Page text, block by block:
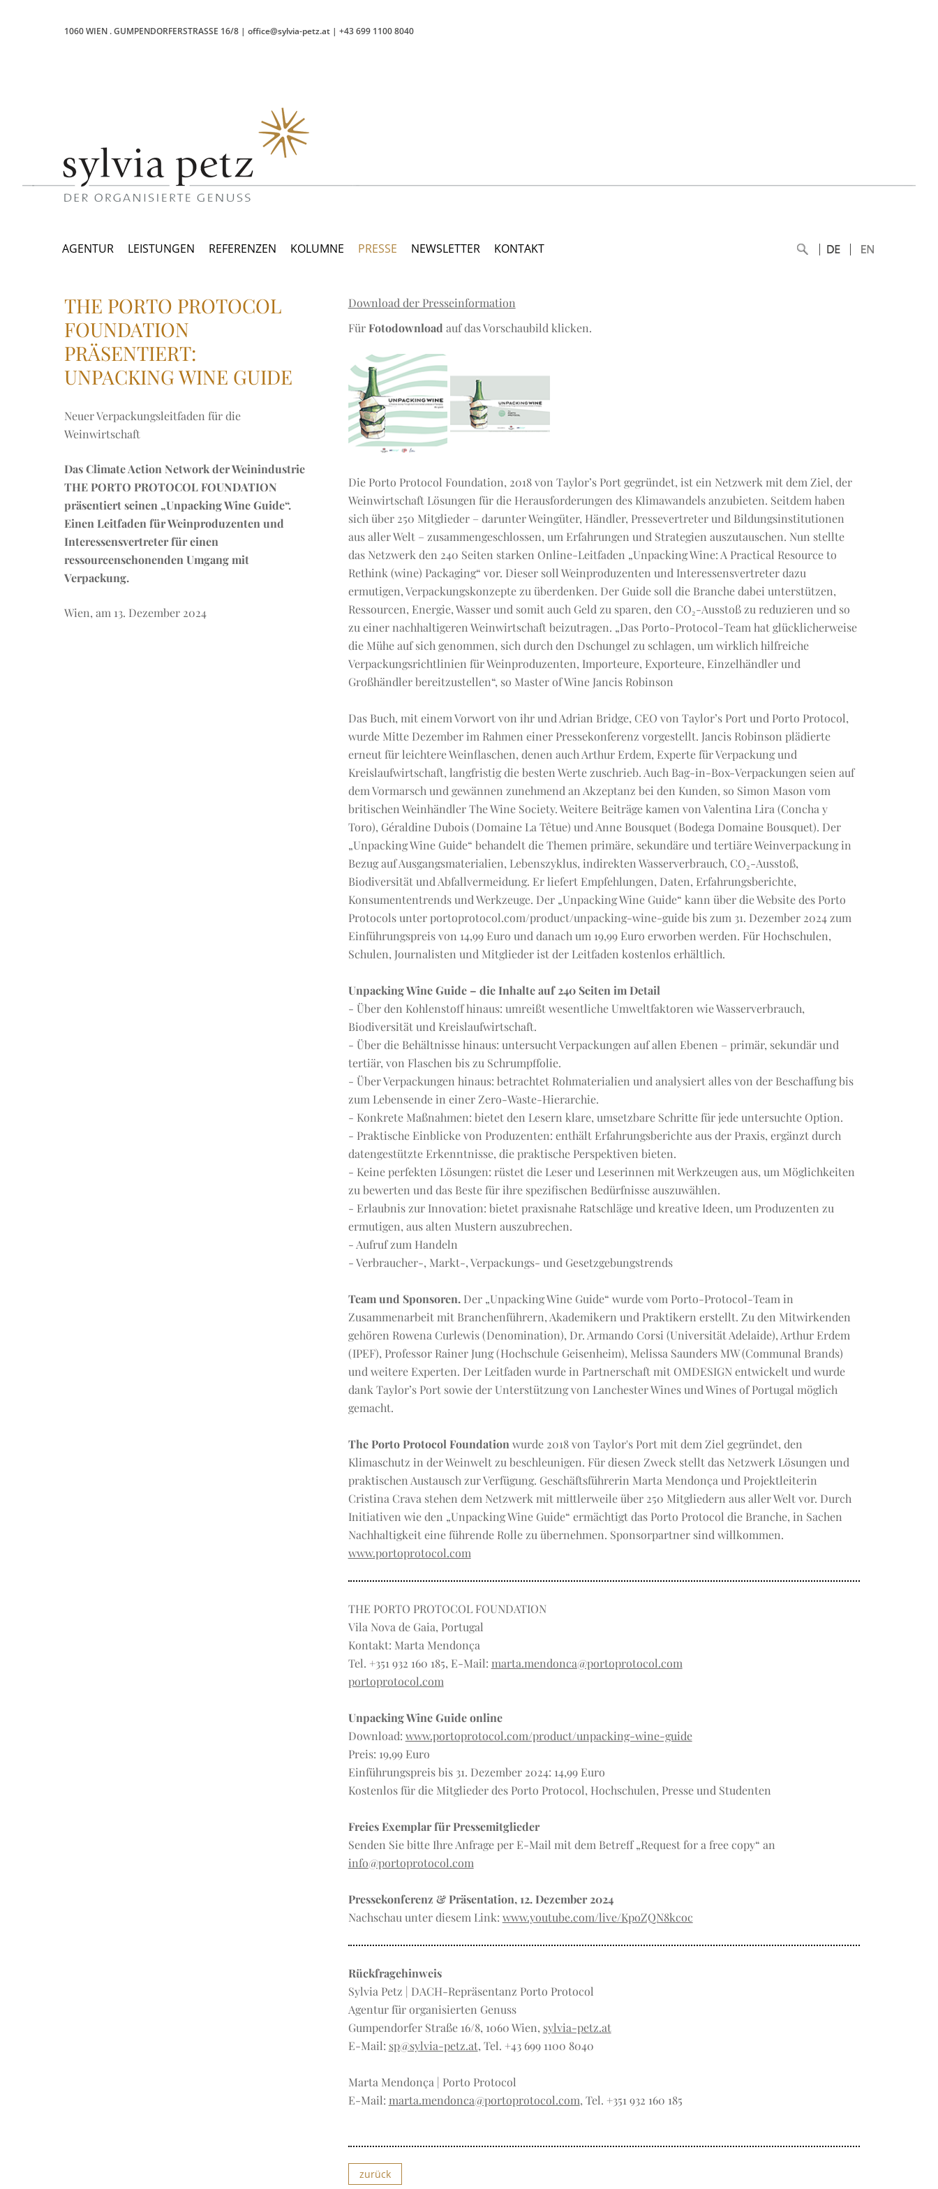
1060 WIEN .GUMPENDORFERSTRASSE 16/8 | office@sylvia-petz.at | +43 699 1100 8040
AGENTUR LEISTUNGEN REFERENZEN KOLUMNE PRESSE NEWSLETTER KONTAKT
THE PORTO PROTOCOL
FOUNDATION
PRÄSENTIERT:
UNPACKING WINE GUIDE
Neuer Verpackungsleitfaden für die
Weinwirtschaft
Das Climate Action Network der Weinindustrie
THE PORTO PROTOCOL FOUNDATION
präsentiert seinen „Unpacking Wine Guide“.
Einen Leitfaden für Weinproduzenten und
Interessensvertreter für einen
ressourcenschonenden Umgang mit
Verpackung.
Wien, am 13. Dezember 2024
Download der Presseinformation
Für Fotodownload auf das Vorschaubild klicken.
Die Porto Protocol Foundation, 2018 von Taylor’s Port gegründet, ist ein Netzwerk mit dem Ziel, der
Weinwirtschaft Lösungen für die Herausforderungen des Klimawandels anzubieten. Seitdem haben
sich über 250 Mitglieder – darunter Weingüter, Händler, Pressevertreter und Bildungsinstitutionen
aus aller Welt – zusammengeschlossen, um Erfahrungen und Strategien auszutauschen. Nun stellte
das Netzwerk den 240 Seiten starken Online-Leitfaden „Unpacking Wine: A Practical Resource to
Rethink (wine) Packaging“ vor. Dieser soll Weinproduzenten und Interessensvertreter dazu
ermutigen, Verpackungskonzepte zu überdenken. Der Guide soll die Branche dabei unterstützen,
Ressourcen, Energie, Wasser und somit auch Geld zu sparen, den CO₂-Ausstoß zu reduzieren und so
zu einer nachhaltigeren Weinwirtschaft beizutragen. „Das Porto-Protocol-Team hat glücklicherweise
die Mühe auf sich genommen, sich durch den Dschungel zu schlagen, um wirklich hilfreiche
Verpackungsrichtlinien für Weinproduzenten, Importeure, Exporteure, Einzelhändler und
Großhändler bereitzustellen“, so Master of Wine Jancis Robinson
Das Buch, mit einem Vorwort von ihr und Adrian Bridge, CEO von Taylor’s Port und Porto Protocol,
wurde Mitte Dezember im Rahmen einer Pressekonferenz vorgestellt. Jancis Robinson plädierte
erneut für leichtere Weinflaschen, denen auch Arthur Erdem, Experte für Verpackung und
Kreislaufwirtschaft, langfristig die besten Werte zuschrieb. Auch Bag-in-Box-Verpackungen seien auf
dem Vormarsch und gewännen zunehmend an Akzeptanz bei den Kunden, so Simon Mason vom
britischen Weinhändler The Wine Society. Weitere Beiträge kamen von Valentina Lira (Concha y
Toro), Géraldine Dubois (Domaine La Têtue) und Anne Bousquet (Bodega Domaine Bousquet). Der
„Unpacking Wine Guide“ behandelt die Themen primäre, sekundäre und tertiäre Weinverpackung in
Bezug auf Ausgangsmaterialien, Lebenszyklus, indirekten Wasserverbrauch, CO₂-Ausstoß,
Biodiversität und Abfallvermeidung. Er liefert Empfehlungen, Daten, Erfahrungsberichte,
Konsumententrends und Werkzeuge. Der „Unpacking Wine Guide“ kann über die Website des Porto
Protocols unter portoprotocol.com/product/unpacking-wine-guide bis zum 31. Dezember 2024 zum
Einführungspreis von 14,99 Euro und danach um 19,99 Euro erworben werden. Für Hochschulen,
Schulen, Journalisten und Mitglieder ist der Leitfaden kostenlos erhältlich.
Unpacking Wine Guide – die Inhalte auf 240 Seiten im Detail
- Über den Kohlenstoff hinaus: umreißt wesentliche Umweltfaktoren wie Wasserverbrauch,
Biodiversität und Kreislaufwirtschaft.
- Über die Behältnisse hinaus: untersucht Verpackungen auf allen Ebenen – primär, sekundär und
tertiär, von Flaschen bis zu Schrumpffolie.
- Über Verpackungen hinaus: betrachtet Rohmaterialien und analysiert alles von der Beschaffung bis
zum Lebensende in einer Zero-Waste-Hierarchie.
- Konkrete Maßnahmen: bietet den Lesern klare, umsetzbare Schritte für jede untersuchte Option.
- Praktische Einblicke von Produzenten: enthält Erfahrungsberichte aus der Praxis, ergänzt durch
datengestützte Erkenntnisse, die praktische Perspektiven bieten.
- Keine perfekten Lösungen: rüstet die Leser und Leserinnen mit Werkzeugen aus, um Möglichkeiten
zu bewerten und das Beste für ihre spezifischen Bedürfnisse auszuwählen.
- Erlaubnis zur Innovation: bietet praxisnahe Ratschläge und kreative Ideen, um Produzenten zu
ermutigen, aus alten Mustern auszubrechen.
- Aufruf zum Handeln
- Verbraucher-, Markt-, Verpackungs- und Gesetzgebungstrends
Team und Sponsoren.Der „Unpacking Wine Guide“ wurde vom Porto-Protocol-Team in
Zusammenarbeit mit Branchenführern, Akademikern und Praktikern erstellt. Zu den Mitwirkenden
gehören Rowena Curlewis (Denomination), Dr. Armando Corsi (Universität Adelaide), Arthur Erdem
(IPEF), Professor Rainer Jung (Hochschule Geisenheim), Melissa Saunders MW (Communal Brands)
und weitere Experten. Der Leitfaden wurde in Partnerschaft mit OMDESIGN entwickelt und wurde
dank Taylor’s Port sowie der Unterstützung von Lanchester Wines und Wines of Portugal möglich
gemacht.
The Porto Protocol Foundation wurde 2018 von Taylor's Port mit dem Ziel gegründet, den
Klimaschutz in der Weinwelt zu beschleunigen. Für diesen Zweck stellt das Netzwerk Lösungen und
praktischen Austausch zur Verfügung. Geschäftsführerin Marta Mendonça und Projektleiterin
Cristina Crava stehen dem Netzwerk mit mittlerweile über 250 Mitgliedern aus aller Welt vor. Durch
Initiativen wie den „Unpacking Wine Guide“ ermächtigt das Porto Protocol die Branche, in Sachen
Nachhaltigkeit eine führende Rolle zu übernehmen. Sponsorpartner sind willkommen.
www.portoprotocol.com
THE PORTO PROTOCOL FOUNDATION
Vila Nova de Gaia, Portugal
Kontakt: Marta Mendonça
Tel. +351 932 160 185, E-Mail: marta.mendonca@portoprotocol.com
portoprotocol.com
Unpacking Wine Guide online
Download: www.portoprotocol.com/product/unpacking-wine-guide
Preis: 19,99 Euro
Einführungspreis bis 31. Dezember 2024: 14,99 Euro
Kostenlos für die Mitglieder des Porto Protocol, Hochschulen, Presse und Studenten
Freies Exemplar für Pressemitglieder
Senden Sie bitte Ihre Anfrage per E-Mail mit dem Betreff „Request for a free copy“ an
info@portoprotocol.com
Pressekonferenz & Präsentation, 12. Dezember 2024
Nachschau unter diesem Link: www.youtube.com/live/KpoZQN8kcoc
Rückfragehinweis
Sylvia Petz | DACH-Repräsentanz Porto Protocol
Agentur für organisierten Genuss
Gumpendorfer Straße 16/8, 1060 Wien, sylvia-petz.at
E-Mail: sp@sylvia-petz.at, Tel. +43 699 1100 8040
Marta Mendonça | Porto Protocol
E-Mail: marta.mendonca@portoprotocol.com, Tel. +351 932 160 185
zurück